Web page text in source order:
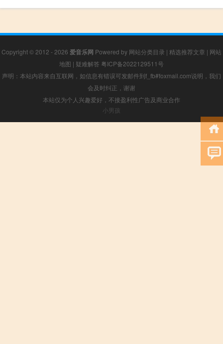
Copyright © 2012 - 2026 爱音乐网 Powered by 网站分类目录 | 精选推荐文章 | 网站
地图 | 疑难解答 粤ICP备2022129511号
声明：本站内容来自互联网，如信息有错误可发邮件到f_fb#foxmail.com说明，我们
会及时纠正，谢谢
本站仅为个人兴趣爱好，不接盈利性广告及商业合作
小男孩